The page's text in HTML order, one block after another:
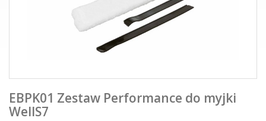
EBPK01 Zestaw Performance do myjki
WellS7